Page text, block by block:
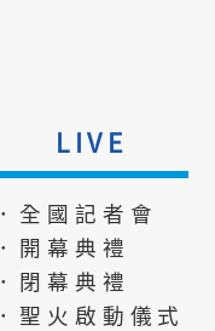
LIVE
．全國記者會
．開幕典禮
．閉幕典禮
．聖火啟動儀式